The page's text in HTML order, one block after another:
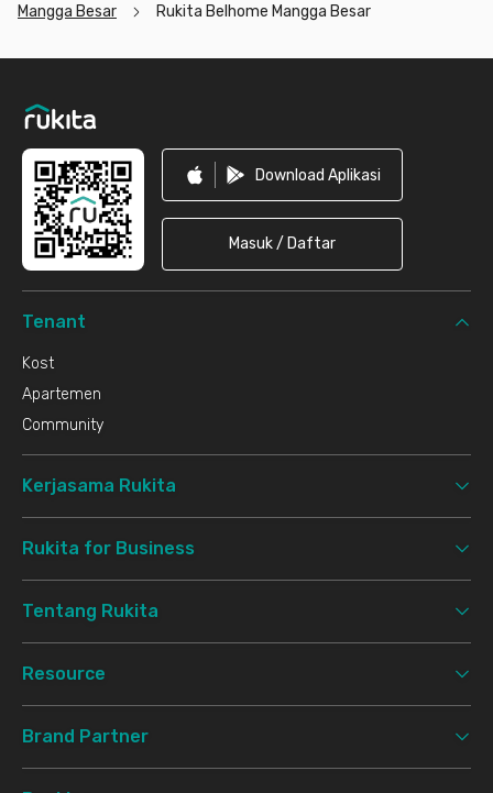
Mangga Besar
Rukita Belhome Mangga Besar
Download Aplikasi
Masuk / Daftar
Tenant
Kost
Apartemen
Community
Kerjasama Rukita
Rukita for Business
Tentang Rukita
Resource
Brand Partner